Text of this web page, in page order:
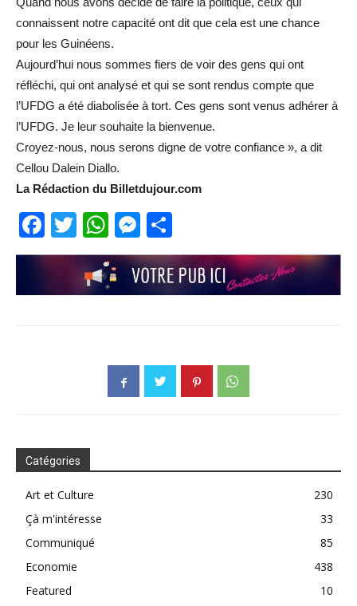
connaissent notre capacité ont dit que cela est une chance
pour les Guinéens.
Aujourd’hui nous sommes fiers de voir des gens qui ont
réfléchi, qui ont analysé et qui se sont rendus compte que
l’UFDG a été diabolisée à tort. Ces gens sont venus adhérer à
l’UFDG. Je leur souhaite la bienvenue.
Croyez-nous, nous serons digne de votre confiance », a dit
Cellou Dalein Diallo.
La Rédaction du Billetdujour.com
Facebook
TwitterWhatsApp
Messenger
Catégories
Art et Culture
230
Çà m'intéresse
33
Communiqué
85
Economie
438
Featured
10